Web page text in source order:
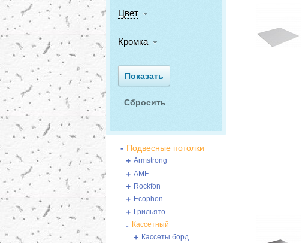
Цвет
Кромка
- Подвесные потолки
+ Armstrong
+ AMF
+ Rockfon
+ Ecophon
+ Грильято
- Кассетный
+ Кассеты борд